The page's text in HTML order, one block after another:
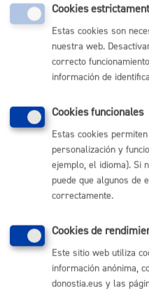
Telemáticamente:
Presencialmente:
Personas inscritas en
identificación original
inscritas en la vivienda.
documentos (en papel
la autorización
inscritas en la vivienda.
Responsable
Cookies
Estas cookies son
nuestra web.
correcto
información de
Cookies funcionales
Estas cookies
personalización y
ejemplo, el idioma). Si
puede que algunos de
correctamente.
Cookies de
Este sitio web utiliza
información anónima,
donostia.eus y las